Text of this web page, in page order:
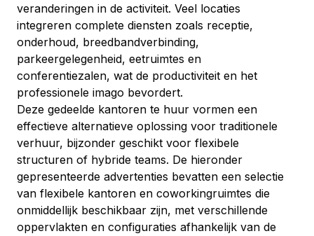
veranderingen in de activiteit. Veel locaties
integreren complete diensten zoals receptie,
onderhoud, breedbandverbinding,
parkeergelegenheid, eetruimtes en
conferentiezalen, wat de productiviteit en het
professionele imago bevordert.
Deze gedeelde kantoren te huur vormen een
effectieve alternatieve oplossing voor traditionele
verhuur, bijzonder geschikt voor flexibele
structuren of hybride teams. De hieronder
gepresenteerde advertenties bevatten een selectie
van flexibele kantoren en coworkingruimtes die
onmiddellijk beschikbaar zijn, met verschillende
oppervlakten en configuraties afhankelijk van de